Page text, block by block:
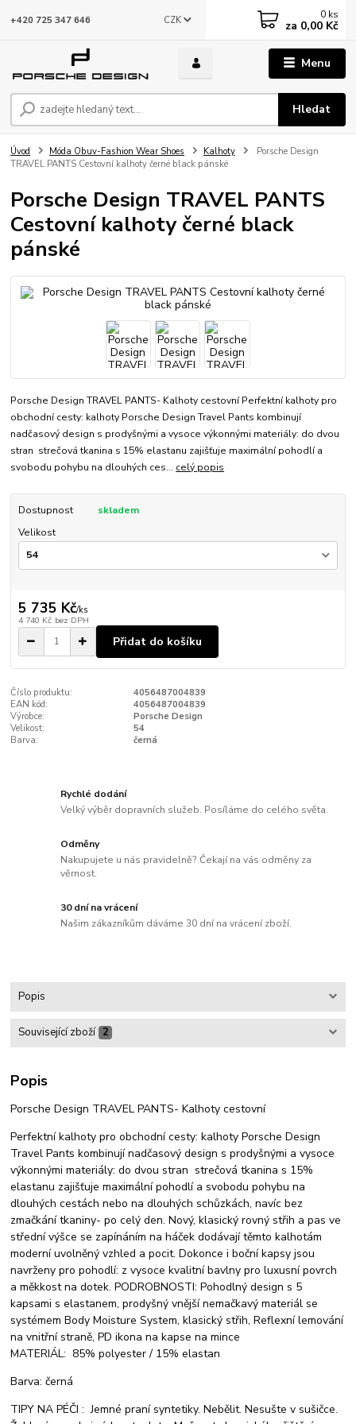
Menu
CZK
Hledat
+420 725 347 646 0 ks
za 0,00 Kč
Úvod Móda Obuv-Fashion Wear Shoes Kalhoty
Porsche Design
TRAVEL PANTS Cestovní kalhoty černé black pánské
Porsche Design TRAVEL PANTS
Cestovní kalhoty černé black
pánské
Porsche Design TRAVEL PANTS- Kalhoty cestovní Perfektní kalhoty pro
obchodní cesty: kalhoty Porsche Design Travel Pants kombinují
nadčasový design s prodyšnými a vysoce výkonnými materiály: do dvou
stran strečová tkanina s 15% elastanu zajišťuje maximální pohodlí a
svobodu pohybu na dlouhých ces... celý popis
Dostupnost
skladem
Velikost
5 735 Kč/ks
4 740 Kč bez DPH
Přidat do košíku
Číslo produktu:
4056487004839
EAN kód:
4056487004839
Výrobce:
Porsche Design
Velikost:
54
Barva:
černá
Rychlé dodání
Velký výběr dopravních služeb. Posíláme do celého světa.
Odměny
Nakupujete u nás pravidelně? Čekají na vás odměny za
věrnost.
30 dní na vrácení
Našim zákazníkům dáváme 30 dní na vrácení zboží.
Popis
Související zboží 2
Popis
Porsche Design TRAVEL PANTS- Kalhoty cestovní
Perfektní kalhoty pro obchodní cesty: kalhoty Porsche Design
Travel Pants kombinují nadčasový design s prodyšnými a vysoce
výkonnými materiály: do dvou stran strečová tkanina s 15%
elastanu zajišťuje maximální pohodlí a svobodu pohybu na
dlouhých cestách nebo na dlouhých schůzkách, navíc bez
zmačkání tkaniny- po celý den. Nový, klasický rovný střih a pas ve
střední výšce se zapínáním na háček dodávají těmto kalhotám
moderní uvolněný vzhled a pocit. Dokonce i boční kapsy jsou
navrženy pro pohodlí: z vysoce kvalitní bavlny pro luxusní povrch
a měkkost na dotek. PODROBNOSTI: Pohodlný design s 5
kapsami s elastanem, prodyšný vnější nemačkavý materiál se
systémem Body Moisture System, klasický střih, Reflexní lemování
na vnitřní straně, PD ikona na kapse na mince
MATERIÁL: 85% polyester / 15% elastan
Barva: černá
TIPY NA PÉČI : Jemné praní syntetiky. Nebělit. Nesušte v sušičce.